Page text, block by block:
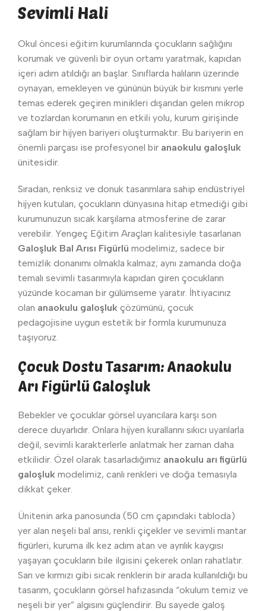
Sevimli Hali
Okul öncesi eğitim kurumlarında çocukların sağlığını
korumak ve güvenli bir oyun ortamı yaratmak, kapıdan
içeri adım atıldığı an başlar. Sınıflarda halıların üzerinde
oynayan, emekleyen ve gününün büyük bir kısmını yerle
temas ederek geçiren minikleri dışarıdan gelen mikrop
ve tozlardan korumanın en etkili yolu, kurum girişinde
sağlam bir hijyen bariyeri oluşturmaktır. Bu bariyerin en
önemli parçası ise profesyonel bir anaokulu galoşluk
ünitesidir.
Sıradan, renksiz ve donuk tasarımlara sahip endüstriyel
hijyen kutuları, çocukların dünyasına hitap etmediği gibi
kurumunuzun sıcak karşılama atmosferine de zarar
verebilir. Yengeç Eğitim Araçları kalitesiyle tasarlanan
Galoşluk Bal Arısı Figürlü modelimiz, sadece bir
temizlik donanımı olmakla kalmaz; aynı zamanda doğa
temalı sevimli tasarımıyla kapıdan giren çocukların
yüzünde kocaman bir gülümseme yaratır. İhtiyacınız
olan anaokulu galoşluk çözümünü, çocuk
pedagojisine uygun estetik bir formla kurumunuza
taşıyoruz.
Çocuk Dostu Tasarım: Anaokulu
Arı Figürlü Galoşluk
Bebekler ve çocuklar görsel uyarıcılara karşı son
derece duyarlıdır. Onlara hijyen kurallarını sıkıcı uyarılarla
değil, sevimli karakterlerle anlatmak her zaman daha
etkilidir. Özel olarak tasarladığımız anaokulu arı figürlü
galoşluk modelimiz, canlı renkleri ve doğa temasıyla
dikkat çeker.
Ünitenin arka panosunda (50 cm çapındaki tabloda)
yer alan neşeli bal arısı, renkli çiçekler ve sevimli mantar
figürleri, kuruma ilk kez adım atan ve ayrılık kaygısı
yaşayan çocukların bile ilgisini çekerek onları rahatlatır.
Sarı ve kırmızı gibi sıcak renklerin bir arada kullanıldığı bu
tasarım, çocukların görsel hafızasında “okulum temiz ve
neşeli bir yer” algısını güçlendirir. Bu sayede galoş